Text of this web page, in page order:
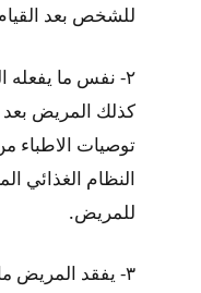
للشخص بعد
٢- نفس ما يفعله
كذلك المريض
توصيات الاطباء
النظام الغذائي
للمريض.